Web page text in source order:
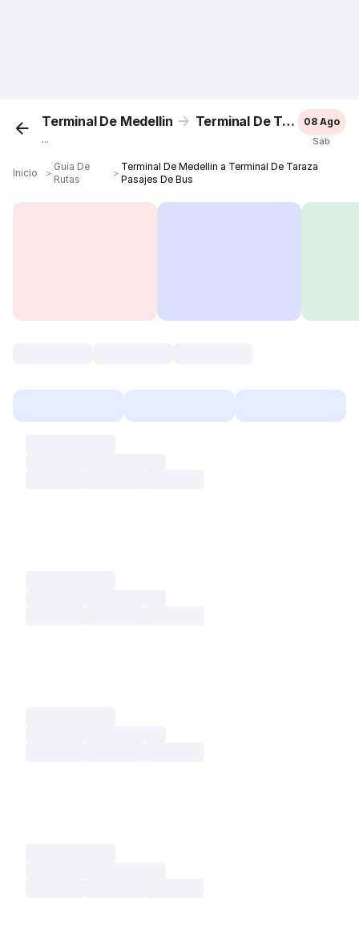
Terminal De Medellin Terminal De Taraza
...
08 Ago
Sáb
Inicio ＞
Guía De
Rutas
＞
Terminal De Medellin a Terminal De Taraza
Pasajes De Bus